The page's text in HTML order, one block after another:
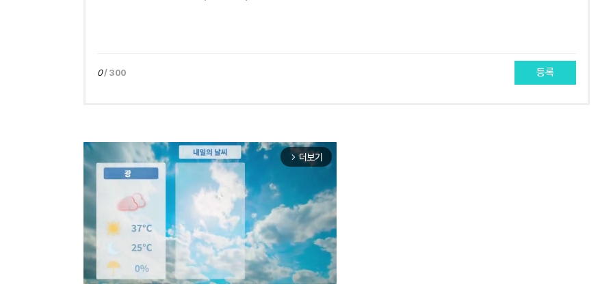
0/ 300 등록
arrow_forward_ios 더보기